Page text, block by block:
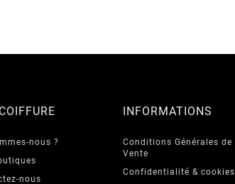
nous ?
nous
INFORMATIONS
Conditions Générales de
Vente
Confidentialité & cookies